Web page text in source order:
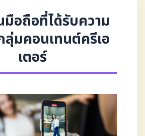
อถือที่ได้รับความ
มคอนเทนต์ครีเอ
เตอร์